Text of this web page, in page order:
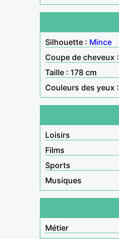
Silhouette : Mince
Coupe de cheveux :
Taille : 178 cm
Couleurs des yeux :
Loisirs
Films
Sports
Musiques
Métier